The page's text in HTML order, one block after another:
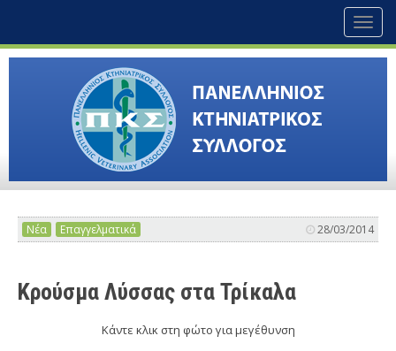
Νέα Επαγγελματικά 28/03/2014
Κρούσμα Λύσσας στα Τρίκαλα
Κάντε κλικ στη φώτο για μεγέθυνση